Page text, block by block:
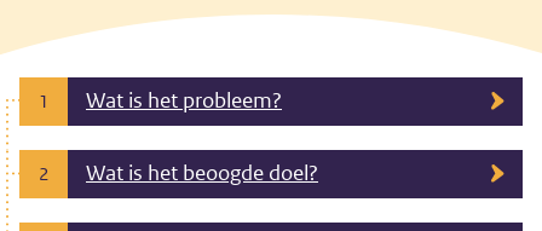
1 Wat is het probleem?
2 Wat is het beoogde doel?